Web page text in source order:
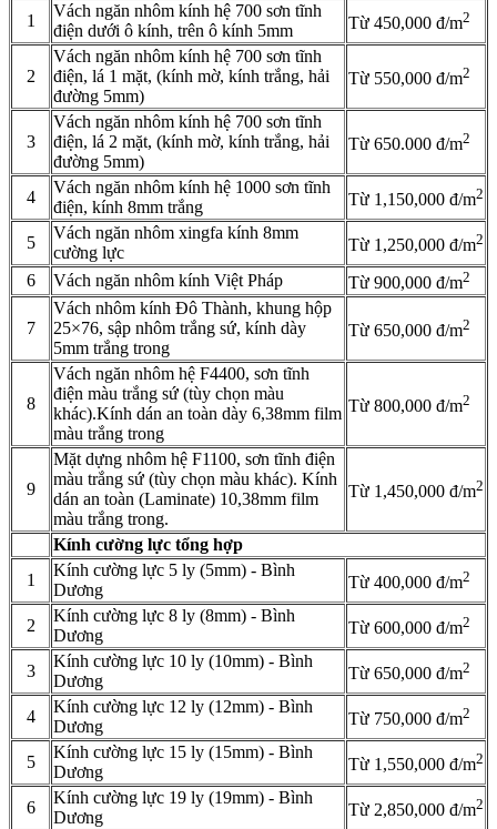
1
Vách ngăn nhôm kính hệ 700 sơn tĩnh
điện dưới ô kính, trên ô kính 5mm
Từ 450,000 đ/m2
2
Vách ngăn nhôm kính hệ 700 sơn tĩnh
điện, lá 1 mặt, (kính mờ, kính trắng, hải
đường 5mm)
Từ 550,000 đ/m2
3
Vách ngăn nhôm kính hệ 700 sơn tĩnh
điện, lá 2 mặt, (kính mờ, kính trắng, hải
đường 5mm)
Từ 650.000 đ/m2
4
Vách ngăn nhôm kính hệ 1000 sơn tĩnh
điện, kính 8mm trắng
Từ 1,150,000 đ/m2
5
Vách ngăn nhôm xingfa kính 8mm
cường lực
Từ 1,250,000 đ/m2
6 Vách ngăn nhôm kính Việt Pháp Từ 900,000 đ/m2
7
Vách nhôm kính Đô Thành, khung hộp
25×76, sập nhôm trắng sứ, kính dày
5mm trắng trong
Từ 650,000 đ/m2
8
Vách ngăn nhôm hệ F4400, sơn tĩnh
điện màu trắng sứ (tùy chọn màu
khác).Kính dán an toàn dày 6,38mm film
màu trắng trong
Từ 800,000 đ/m2
9
Mặt dựng nhôm hệ F1100, sơn tĩnh điện
màu trắng sứ (tùy chọn màu khác). Kính
dán an toàn (Laminate) 10,38mm film
màu trắng trong.
Từ 1,450,000 đ/m2
Kính cường lực tổng hợp
1
Kính cường lực 5 ly (5mm) - Bình
Dương
Từ 400,000 đ/m2
2
Kính cường lực 8 ly (8mm) - Bình
Dương
Từ 600,000 đ/m2
3
Kính cường lực 10 ly (10mm) - Bình
Dương
Từ 650,000 đ/m2
4
Kính cường lực 12 ly (12mm) - Bình
Dương
Từ 750,000 đ/m2
5
Kính cường lực 15 ly (15mm) - Bình
Dương
Từ 1,550,000 đ/m2
6
Kính cường lực 19 ly (19mm) - Bình
Dương
Từ 2,850,000 đ/m2